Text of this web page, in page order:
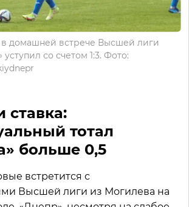
в домашней встрече Высшей лиги
со счетом 1:3. Фото:
ставка:
тотал
больше 0,5
встретится с
Высшей лиги из Могилева на